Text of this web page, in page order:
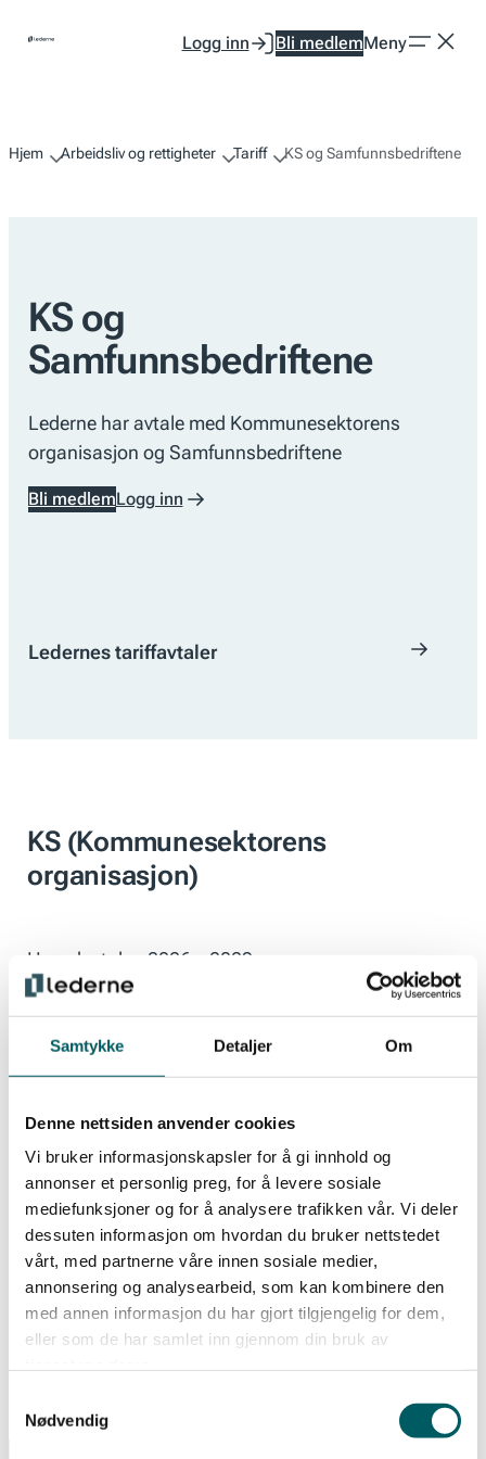
Samtykke Detaljer Om
Denne nettsiden anvender cookies
Vi bruker informasjonskapsler for å gi innhold og
annonser et personlig preg, for å levere sosiale
mediefunksjoner og for å analysere trafikken vår. Vi deler
dessuten informasjon om hvordan du bruker nettstedet
vårt, med partnerne våre innen sosiale medier,
annonsering og analysearbeid, som kan kombinere den
med annen informasjon du har gjort tilgjengelig for dem,
eller som de har samlet inn gjennom din bruk av
Nødvendig
Logg inn Bli medlemMeny
Hjem Arbeidsliv og rettigheter Tariff KS og Samfunnsbedriftene
KS og
Samfunnsbedriftene
Lederne har avtale med Kommunesektorens
organisasjon og Samfunnsbedriftene
Bli medlemLogg inn
Ledernes tariffavtaler
KS (Kommunesektorens
organisasjon)
Hovedavtalen 2026 – 2029
Hovedtariffavtalen 2024 – 2026
Avtale- og forhandlingsinformasjon:
Kravskjema lønn – offentlig sektor
Kravskjema lønn – veileder
Samfunnsbedriftene (tidl. KS
Bedrift):
Hovedavtalen 2024 – 2025
Bedriftsavtalen – Hovedtariffavtale for selvstendige
bedrifter i kommunal sektor 2024 – 2026
Energiavtale II 2024 – 2026